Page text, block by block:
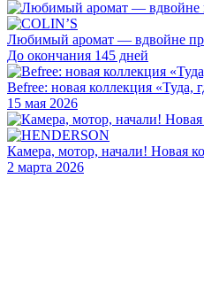
Любимый аромат — вдвойне
До окончания 145 дней
Befree: новая коллекция «Туда,
15 мая 2026
Камера, мотор, начали! Новая
2 марта 2026